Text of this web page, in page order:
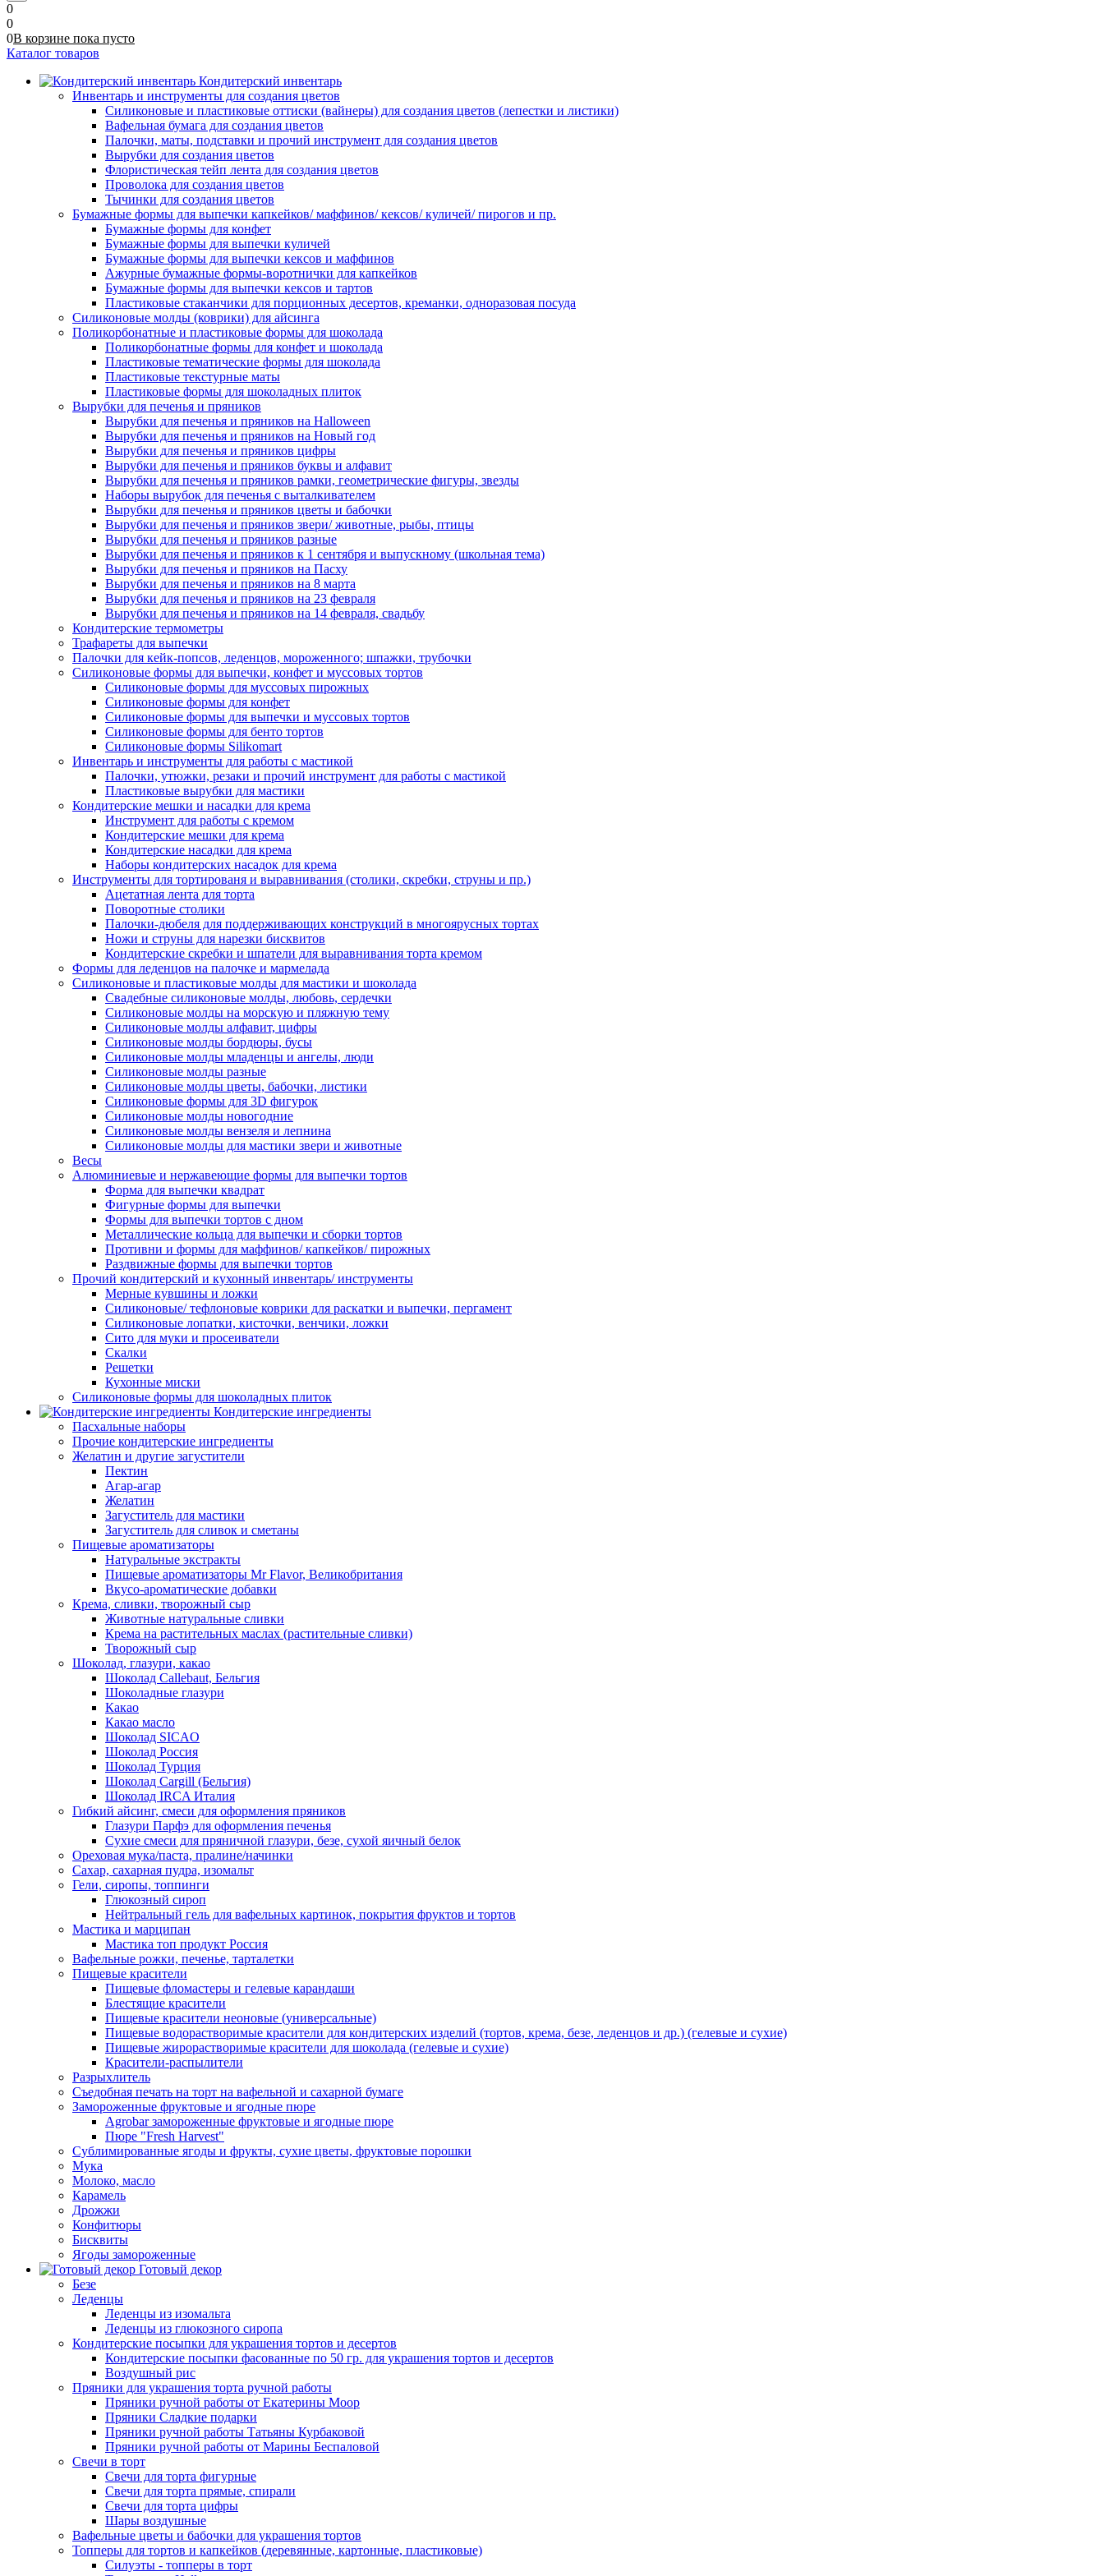
0
0
0В корзине пока пусто
Каталог товаров
Кондитерский инвентарь
Инвентарь и инструменты для создания цветов
Силиконовые и пластиковые оттиски (вайнеры) для создания цветов (лепестки и листики)
Вафельная бумага для создания цветов
Палочки, маты, подставки и прочий инструмент для создания цветов
Вырубки для создания цветов
Флористическая тейп лента для создания цветов
Проволока для создания цветов
Тычинки для создания цветов
Бумажные формы для выпечки капкейков/ маффинов/ кексов/ куличей/ пирогов и пр.
Бумажные формы для конфет
Бумажные формы для выпечки куличей
Бумажные формы для выпечки кексов и маффинов
Ажурные бумажные формы-воротнички для капкейков
Бумажные формы для выпечки кексов и тартов
Пластиковые стаканчики для порционных десертов, креманки, одноразовая посуда
Силиконовые молды (коврики) для айсинга
Поликорбонатные и пластиковые формы для шоколада
Поликорбонатные формы для конфет и шоколада
Пластиковые тематические формы для шоколада
Пластиковые текстурные маты
Пластиковые формы для шоколадных плиток
Вырубки для печенья и пряников
Вырубки для печенья и пряников на Halloween
Вырубки для печенья и пряников на Новый год
Вырубки для печенья и пряников цифры
Вырубки для печенья и пряников буквы и алфавит
Вырубки для печенья и пряников рамки, геометрические фигуры, звезды
Наборы вырубок для печенья с выталкивателем
Вырубки для печенья и пряников цветы и бабочки
Вырубки для печенья и пряников звери/ животные, рыбы, птицы
Вырубки для печенья и пряников разные
Вырубки для печенья и пряников к 1 сентября и выпускному (школьная тема)
Вырубки для печенья и пряников на Пасху
Вырубки для печенья и пряников на 8 марта
Вырубки для печенья и пряников на 23 февраля
Вырубки для печенья и пряников на 14 февраля, свадьбу
Кондитерские термометры
Трафареты для выпечки
Палочки для кейк-попсов, леденцов, мороженного; шпажки, трубочки
Силиконовые формы для выпечки, конфет и муссовых тортов
Силиконовые формы для муссовых пирожных
Силиконовые формы для конфет
Силиконовые формы для выпечки и муссовых тортов
Силиконовые формы для бенто тортов
Силиконовые формы Silikomart
Инвентарь и инструменты для работы с мастикой
Палочки, утюжки, резаки и прочий инструмент для работы с мастикой
Пластиковые вырубки для мастики
Кондитерские мешки и насадки для крема
Инструмент для работы с кремом
Кондитерские мешки для крема
Кондитерские насадки для крема
Наборы кондитерских насадок для крема
Инструменты для тортированя и выравнивания (столики, скребки, струны и пр.)
Ацетатная лента для торта
Поворотные столики
Палочки-дюбеля для поддерживающих конструкций в многоярусных тортах
Ножи и струны для нарезки бисквитов
Кондитерские скребки и шпатели для выравнивания торта кремом
Формы для леденцов на палочке и мармелада
Силиконовые и пластиковые молды для мастики и шоколада
Свадебные силиконовые молды, любовь, сердечки
Силиконовые молды на морскую и пляжную тему
Силиконовые молды алфавит, цифры
Силиконовые молды бордюры, бусы
Силиконовые молды младенцы и ангелы, люди
Силиконовые молды разные
Силиконовые молды цветы, бабочки, листики
Силиконовые формы для 3D фигурок
Силиконовые молды новогодние
Силиконовые молды вензеля и лепнина
Силиконовые молды для мастики звери и животные
Весы
Алюминиевые и нержавеющие формы для выпечки тортов
Форма для выпечки квадрат
Фигурные формы для выпечки
Формы для выпечки тортов с дном
Металлические кольца для выпечки и сборки тортов
Противни и формы для маффинов/ капкейков/ пирожных
Раздвижные формы для выпечки тортов
Прочий кондитерский и кухонный инвентарь/ инструменты
Мерные кувшины и ложки
Силиконовые/ тефлоновые коврики для раскатки и выпечки, пергамент
Силиконовые лопатки, кисточки, венчики, ложки
Сито для муки и просеиватели
Скалки
Решетки
Кухонные миски
Силиконовые формы для шоколадных плиток
Кондитерские ингредиенты
Пасхальные наборы
Прочие кондитерские ингредиенты
Желатин и другие загустители
Пектин
Агар-агар
Желатин
Загуститель для мастики
Загуститель для сливок и сметаны
Пищевые ароматизаторы
Натуральные экстракты
Пищевые ароматизаторы Mr Flavor, Великобритания
Вкусо-ароматические добавки
Крема, сливки, творожный сыр
Животные натуральные сливки
Крема на растительных маслах (растительные сливки)
Творожный сыр
Шоколад, глазури, какао
Шоколад Callebaut, Бельгия
Шоколадные глазури
Какао
Какао масло
Шоколад SICAO
Шоколад Россия
Шоколад Турция
Шоколад Cargill (Бельгия)
Шоколад IRCA Италия
Гибкий айсинг, смеси для оформления пряников
Глазури Парфэ для оформления печенья
Сухие смеси для пряничной глазури, безе, сухой яичный белок
Ореховая мука/паста, пралине/начинки
Сахар, сахарная пудра, изомальт
Гели, сиропы, топпинги
Глюкозный сироп
Нейтральный гель для вафельных картинок, покрытия фруктов и тортов
Мастика и марципан
Мастика топ продукт Россия
Вафельные рожки, печенье, тарталетки
Пищевые красители
Пищевые фломастеры и гелевые карандаши
Блестящие красители
Пищевые красители неоновые (универсальные)
Пищевые водорастворимые красители для кондитерских изделий (тортов, крема, безе, леденцов и др.) (гелевые и сухие)
Пищевые жирорастворимые красители для шоколада (гелевые и сухие)
Красители-распылители
Разрыхлитель
Съедобная печать на торт на вафельной и сахарной бумаге
Замороженные фруктовые и ягодные пюре
Agrobar замороженные фруктовые и ягодные пюре
Пюре "Fresh Harvest"
Сублимированные ягоды и фрукты, сухие цветы, фруктовые порошки
Мука
Молоко, масло
Карамель
Дрожжи
Конфитюры
Бисквиты
Ягоды замороженные
Готовый декор
Безе
Леденцы
Леденцы из изомальта
Леденцы из глюкозного сиропа
Кондитерские посыпки для украшения тортов и десертов
Кондитерские посыпки фасованные по 50 гр. для украшения тортов и десертов
Воздушный рис
Пряники для украшения торта ручной работы
Пряники ручной работы от Екатерины Моор
Пряники Сладкие подарки
Пряники ручной работы Татьяны Курбаковой
Пряники ручной работы от Марины Беспаловой
Свечи в торт
Свечи для торта фигурные
Свечи для торта прямые, спирали
Свечи для торта цифры
Шары воздушные
Вафельные цветы и бабочки для украшения тортов
Топперы для тортов и капкейков (деревянные, картонные, пластиковые)
Силуэты - топперы в торт